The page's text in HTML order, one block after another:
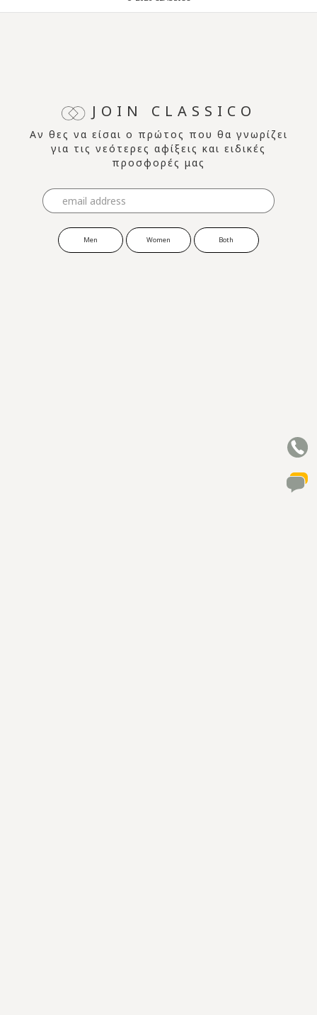
JOIN CLASSICO
Αν θες να είσαι ο πρώτος που θα γνωρίζει
για τις νεότερες αφίξεις και ειδικές
προσφορές μας
Men Women Both